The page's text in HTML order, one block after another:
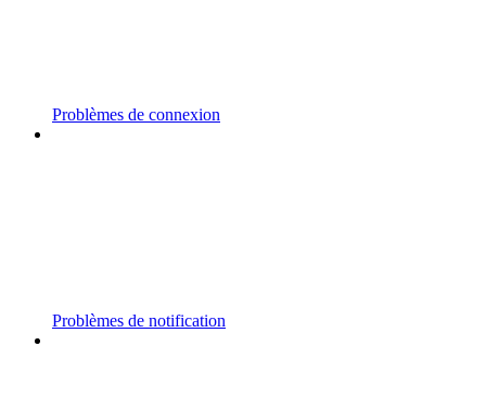
Problèmes de connexion
Problèmes de notification